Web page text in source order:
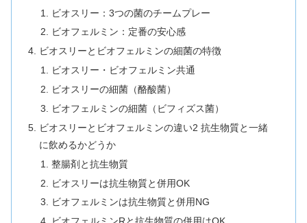
ビオスリー：3つの菌のチームプレー
ビオフェルミン：定番の安心感
ビオスリーとビオフェルミンの細菌の特徴
ビオスリー・ビオフェルミン共通
ビオスリーの細菌（酪酸菌）
ビオフェルミンの細菌（ビフィズス菌）
ビオスリーとビオフェルミンの違い2 抗生物質と一緒
に飲めるかどうか
整腸剤と抗生物質
ビオスリーは抗生物質と併用OK
ビオフェルミンは抗生物質と併用NG